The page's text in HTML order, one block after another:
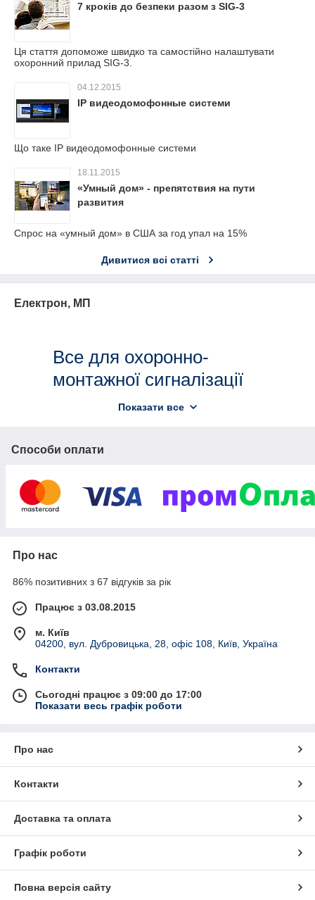
7 кроків до безпеки разом з SIG-3
Ця стаття допоможе швидко та самостійно налаштувати
охоронний прилад SIG-3.
04.12.2015
IP видеодомофонные системи
Що таке IP видеодомофонные системи
18.11.2015
«Умный дом» - препятствия на пути
развития
Спрос на «умный дом» в США за год упал на 15%
Дивитися всі статті
Електрон, МП
Все для охоронно-
монтажної сигналізації
Вся наша продукція сертифікована. Реалізуємо за
вигідними цінами з швидкою доставкою по всій
підборі обладнання під завдання клієнта.
табло
Показати все
Способи оплати
Про нас
86% позитивних з 67 відгуків за рік
Працює з 03.08.2015
м. Київ
04200, вул. Дубровицька, 28, офіс 108, Київ, Україна
Контакти
Сьогодні працює з 09:00 до 17:00
Показати весь графік роботи
Про нас
Контакти
Доставка та оплата
Графік роботи
Повна версія сайту